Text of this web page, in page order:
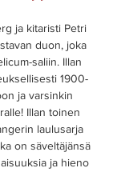
ja kitaristi Petri
duon, joka
saliin. Illan
1900-
ja varsinkin
Illan toinen
laulusarja
on säveltäjänsä
ja hieno